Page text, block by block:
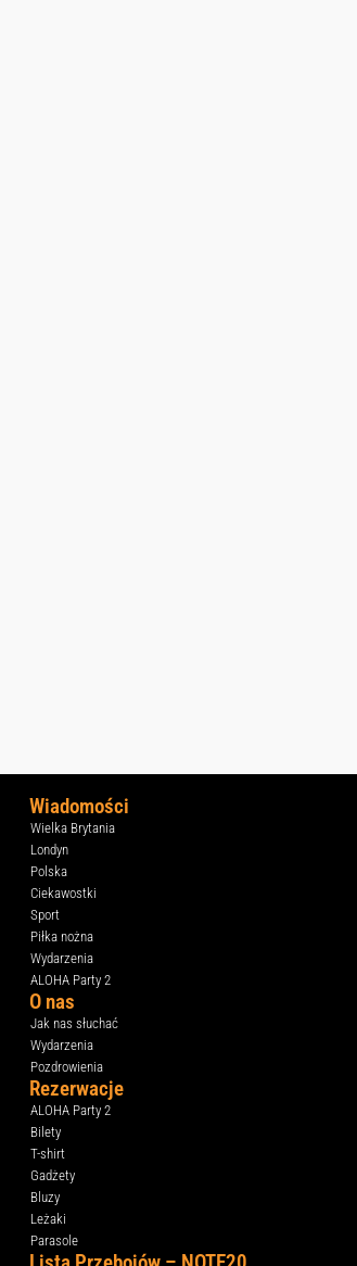
Wiadomości
Wielka Brytania
Londyn
Polska
Ciekawostki
Sport
Piłka nożna
Wydarzenia
ALOHA Party 2
O nas
Jak nas słuchać
Wydarzenia
Pozdrowienia
Rezerwacje
ALOHA Party 2
Bilety
T-shirt
Gadżety
Bluzy
Leżaki
Parasole